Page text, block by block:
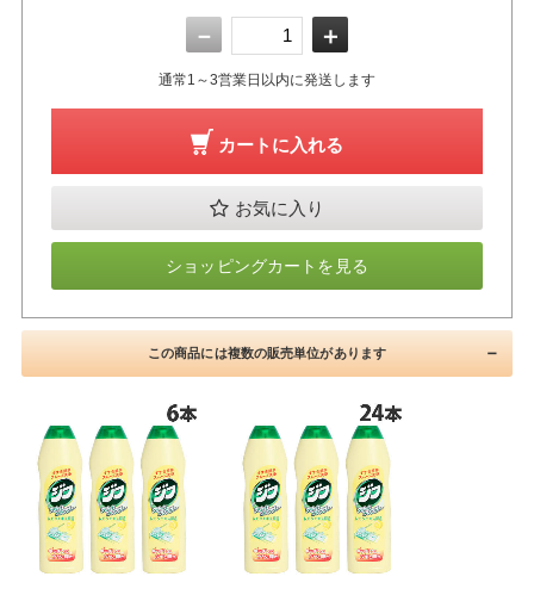
－ ＋
通常1～3営業日以内に発送します
カートに入れる
お気に入り
ショッピングカートを見る
この商品には複数の販売単位があります